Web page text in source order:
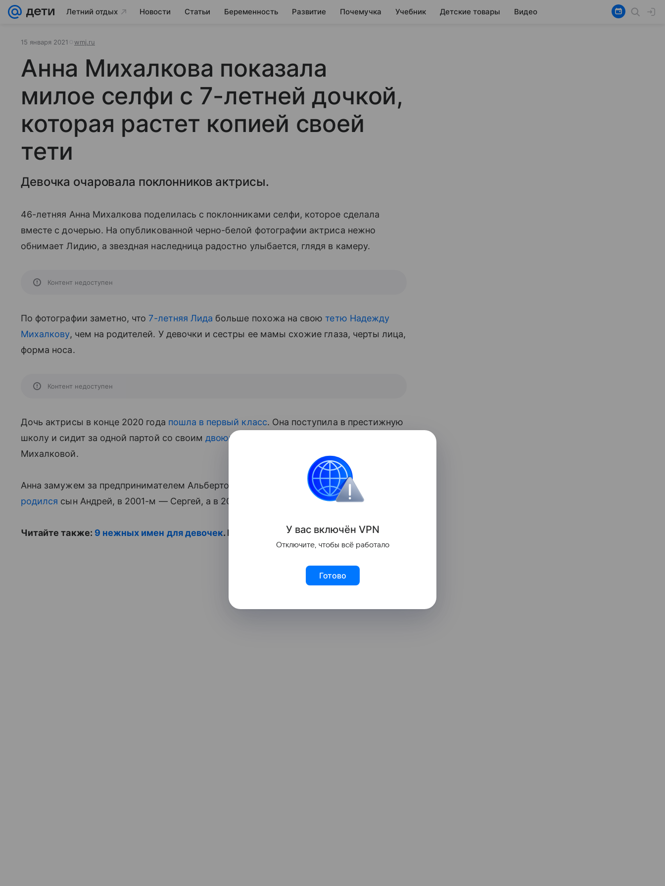
Летний отдых Новости Статьи Беременность Развитие Почемучка Учебник Детские товары Видео
15 января 2021 wmj.ru
Анна Михалкова показала
милое селфи с 7-летней дочкой,
которая растет копией своей
тети
Девочка очаровала поклонников актрисы.
46-летняя Анна Михалкова поделилась с поклонниками селфи, которое сделала
вместе с дочерью. На опубликованной черно-белой фотографии актриса нежно
обнимает Лидию, а звездная наследница радостно улыбается, глядя в камеру.
Контент недоступен
По фотографии заметно, что 7-летняя Лида больше похожа на свою тетю Надежду
Михалкову, чем на родителей. У девочки и сестры ее мамы схожие глаза, черты лица,
форма носа.
Контент недоступен
Дочь актрисы в конце 2020 года пошла в первый класс. Она поступила в престижную
школу и сидит за одной партой со своимдвоюродным братом Ваней
Михалковой.
Анна замужем за предпринимателем Альбертом Баковым. В 2000 году у супругов
родился сын Андрей, в 2001-м — Сергей, а в 2013 году появилась на светдочь Лидия
Читайте также: 9 нежных имен для девочек. И смотрите видео:У вас включён VPN
Отключите, чтобы всё работало
Готово